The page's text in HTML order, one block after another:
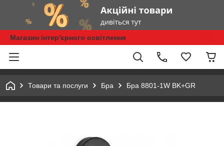
Магазин інтер'єрного освітлення
Товари та послуги Бра Бра 8801-1W BK+GR